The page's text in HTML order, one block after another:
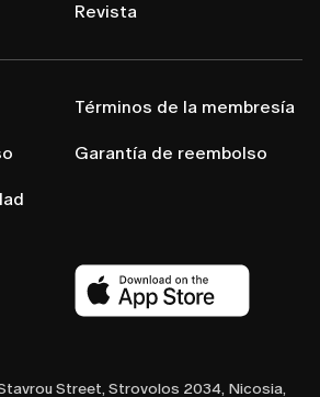
Revista
Términos de la membresía
Garantía de reembolso
Street, Strovolos 2034, Nicosia,